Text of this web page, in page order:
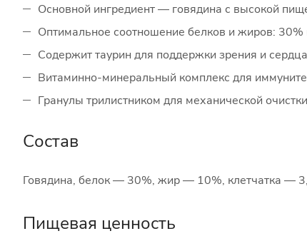
Основной ингредиент — говядина с высокой
Оптимальное соотношение белков и жиров: 30%
Содержит таурин для поддержки зрения и сердца
Витаминно-минеральный комплекс для
Гранулы трилистником для механической
Состав
Говядина, белок — 30%, жир — 10%, клетчатка
Пищевая ценность